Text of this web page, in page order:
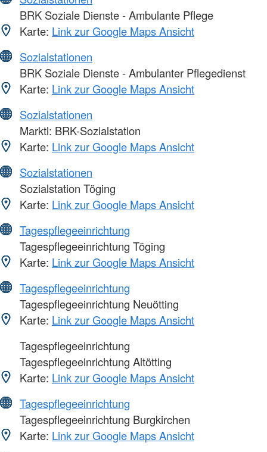
BRK Soziale Dienste - Ambulante Pflege
Karte: Link zur Google Maps Ansicht
Sozialstationen
BRK Soziale Dienste - Ambulanter Pflegedienst
Karte: Link zur Google Maps Ansicht
Sozialstationen
Marktl: BRK-Sozialstation
Karte: Link zur Google Maps Ansicht
Sozialstationen
Sozialstation Töging
Karte: Link zur Google Maps Ansicht
Tagespflegeeinrichtung
Tagespflegeeinrichtung Töging
Karte: Link zur Google Maps Ansicht
Tagespflegeeinrichtung
Tagespflegeeinrichtung Neuötting
Karte: Link zur Google Maps Ansicht
Tagespflegeeinrichtung
Tagespflegeeinrichtung Altötting
Karte: Link zur Google Maps Ansicht
Tagespflegeeinrichtung
Tagespflegeeinrichtung Burgkirchen
Karte: Link zur Google Maps Ansicht